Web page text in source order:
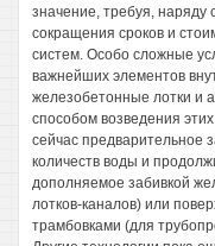
значение, требуя, наряду
сокращения сроков и
систем. Особо сложные
важнейших элементов
железобетонные лотки и
способом возведения
сейчас предварительное
количеств воды и
дополняемое забивкой
лотков-каналов) или
трамбовками (для